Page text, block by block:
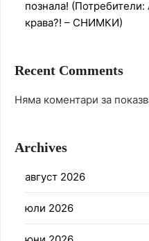
познала! (Потребители:
крава?! – СНИМКИ)
Recent Comments
Няма коментари за
Archives
август 2026
юли 2026